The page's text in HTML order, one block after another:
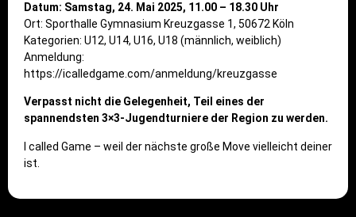
Datum: Samstag, 24. Mai 2025, 11.00 – 18.30 Uhr
Ort: Sporthalle Gymnasium Kreuzgasse 1, 50672 Köln
Kategorien: U12, U14, U16, U18 (männlich, weiblich)
Anmeldung:
https://icalledgame.com/anmeldung/kreuzgasse
Verpasst nicht die Gelegenheit, Teil eines der
spannendsten 3×3-Jugendturniere der Region zu werden.
I called Game – weil der nächste große Move vielleicht deiner
ist.